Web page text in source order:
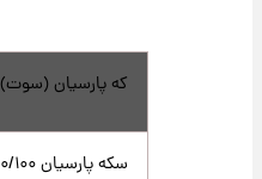
که پارسیان (سوت)
سکه پارسیان ۰/۱۰۰